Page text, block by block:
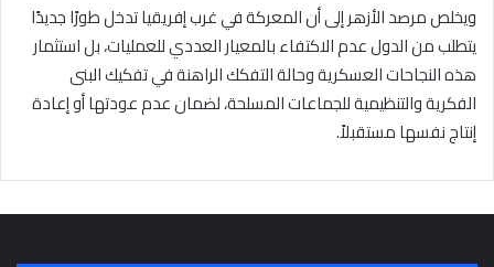
ويخلص مرصد الأزهر إلى أن المعركة في غرب إفريقيا تدخل طورًا جديدًا
يتطلب من الدول عدم الاكتفاء بالمعيار العددي للعمليات، بل استثمار
هذه النجاحات العسكرية وحالة التفكك الراهنة في تفكيك البنى
الفكرية والتنظيمية للجماعات المسلحة، لضمان عدم عودتها أو إعادة
إنتاج نفسها مستقبلاً.